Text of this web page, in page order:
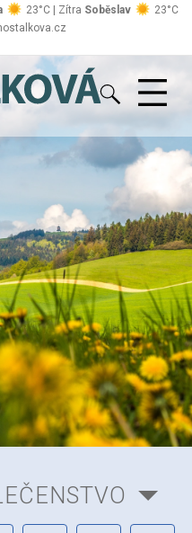
23°C | Zítra Soběslav 23°C